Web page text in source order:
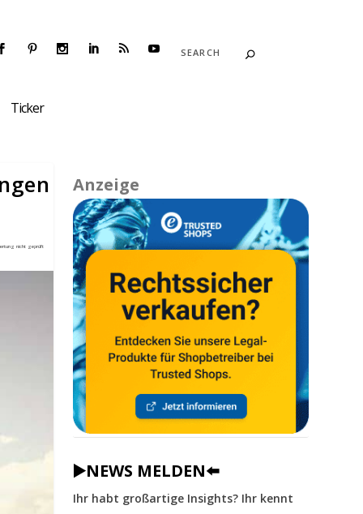
Ticker
Anzeige
▶️NEWS MELDEN⬅️
Ihr habt großartige Insights? Ihr kennt